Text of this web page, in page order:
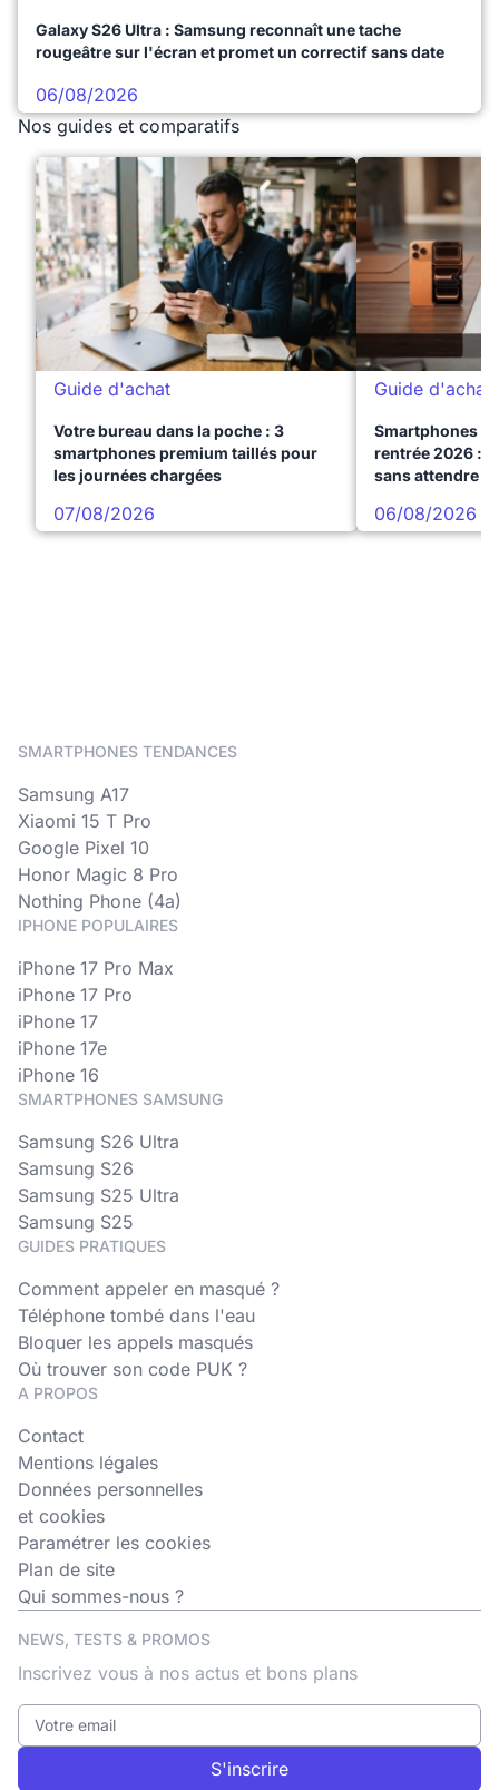
Galaxy S26 Ultra : Samsung reconnaît une tache
rougeâtre sur l'écran et promet un correctif sans date
06/08/2026
Nos guides et comparatifs
Guide d'achat
Votre bureau dans la poche : 3
smartphones premium taillés pour
les journées chargées
07/08/2026
Guide d'achat
Smartphones
rentrée 2026 :
sans attendre
06/08/2026
SMARTPHONES TENDANCES
Samsung A17
Xiaomi 15 T Pro
Google Pixel 10
Honor Magic 8 Pro
Nothing Phone (4a)
IPHONE POPULAIRES
iPhone 17 Pro Max
iPhone 17 Pro
iPhone 17
iPhone 17e
iPhone 16
SMARTPHONES SAMSUNG
Samsung S26 Ultra
Samsung S26
Samsung S25 Ultra
Samsung S25
GUIDES PRATIQUES
Comment appeler en masqué ?
Téléphone tombé dans l'eau
Bloquer les appels masqués
Où trouver son code PUK ?
A PROPOS
Contact
Mentions légales
Données personnelles
et cookies
Paramétrer les cookies
Plan de site
Qui sommes-nous ?
NEWS, TESTS & PROMOS
Inscrivez vous à nos actus et bons plans
S'inscrire